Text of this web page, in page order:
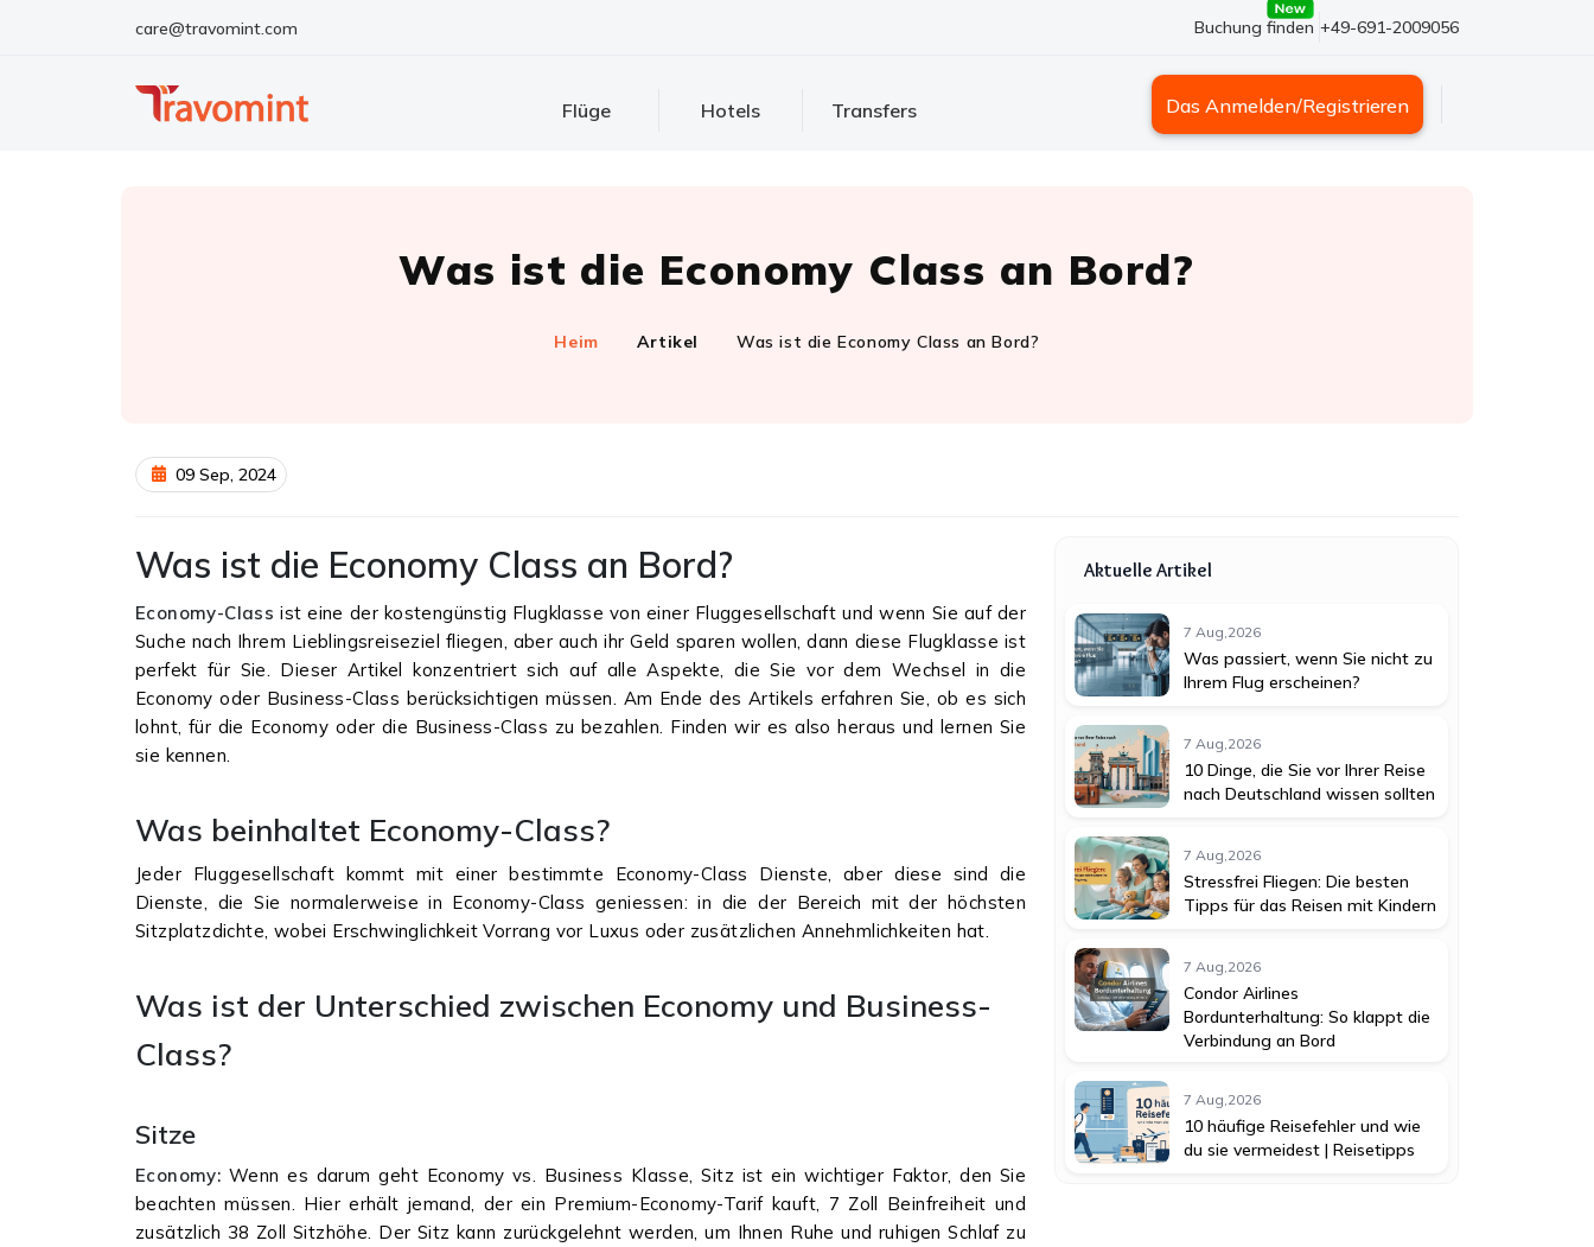
care@travomint.com Buchung finden +49-691-2009056
Flüge Hotels Transfers Das Anmelden/Registrieren
Was ist die Economy Class an Bord?
Heim Artikel Was ist die Economy Class an Bord?
09 Sep, 2024
Was ist die Economy Class an Bord?
Economy-Class ist eine der kostengünstig Flugklasse von einer Fluggesellschaft und wenn Sie auf der
Suche nach Ihrem Lieblingsreiseziel fliegen, aber auch ihr Geld sparen wollen, dann diese Flugklasse ist
perfekt für Sie. Dieser Artikel konzentriert sich auf alle Aspekte, die Sie vor dem Wechsel in die
Economy oder Business-Class berücksichtigen müssen. Am Ende des Artikels erfahren Sie, ob es sich
lohnt, für die Economy oder die Business-Class zu bezahlen. Finden wir es also heraus und lernen Sie
sie kennen.
Was beinhaltet Economy-Class?
Jeder Fluggesellschaft kommt mit einer bestimmte Economy-Class Dienste, aber diese sind die
Dienste, die Sie normalerweise in Economy-Class geniessen: in die der Bereich mit der höchsten
Sitzplatzdichte, wobei Erschwinglichkeit Vorrang vor Luxus oder zusätzlichen Annehmlichkeiten hat.
Was ist der Unterschied zwischen Economy und Business-
Class?
Sitze
Economy: Wenn es darum geht Economy vs. Business Klasse, Sitz ist ein wichtiger Faktor, den Sie
beachten müssen. Hier erhält jemand, der ein Premium-Economy-Tarif kauft, 7 Zoll Beinfreiheit und
zusätzlich 38 Zoll Sitzhöhe. Der Sitz kann zurückgelehnt werden, um Ihnen Ruhe und ruhigen Schlaf zu
Aktuelle Artikel
7 Aug,2026
Was passiert, wenn Sie nicht zu
Ihrem Flug erscheinen?
7 Aug,2026
10 Dinge, die Sie vor Ihrer Reise
nach Deutschland wissen sollten
7 Aug,2026
Stressfrei Fliegen: Die besten
Tipps für das Reisen mit Kindern
7 Aug,2026
Condor Airlines
Bordunterhaltung: So klappt die
Verbindung an Bord
7 Aug,2026
10 häufige Reisefehler und wie
du sie vermeidest | Reisetipps